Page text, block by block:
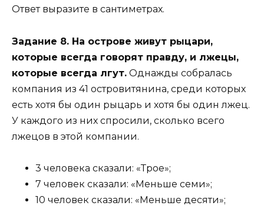
Ответ выразите в сантиметрах.
Задание 8. На острове живут рыцари,
которые всегда говорят правду, и лжецы,
которые всегда лгут. Однажды собралась
компания из 41 островитянина, среди которых
есть хотя бы один рыцарь и хотя бы один лжец.
У каждого из них спросили, сколько всего
лжецов в этой компании.
3 человека сказали: «Трое»;
7 человек сказали: «Меньше семи»;
10 человек сказали: «Меньше десяти»;